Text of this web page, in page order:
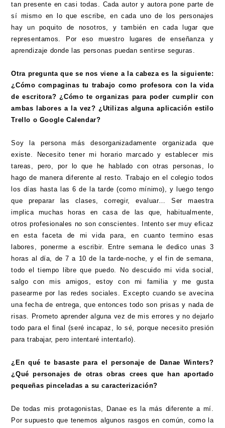
tan presente en casi todas. Cada autor y autora pone parte de
sí mismo en lo que escribe, en cada uno de los personajes
hay un poquito de nosotros, y también en cada lugar que
representamos. Por eso muestro lugares de enseñanza y
aprendizaje donde las personas puedan sentirse seguras.
Otra pregunta que se nos viene a la cabeza es la siguiente:
¿Cómo compaginas tu trabajo como profesora con la vida
de escritora? ¿Cómo te organizas para poder cumplir con
ambas labores a la vez? ¿Utilizas alguna aplicación estilo
Trello o Google Calendar?
Soy la persona más desorganizadamente organizada que
existe. Necesito tener mi horario marcado y establecer mis
tareas, pero, por lo que he hablado con otras personas, lo
hago de manera diferente al resto. Trabajo en el colegio todos
los días hasta las 6 de la tarde (como mínimo), y luego tengo
que preparar las clases, corregir, evaluar… Ser maestra
implica muchas horas en casa de las que, habitualmente,
otros profesionales no son conscientes. Intento ser muy eficaz
en esta faceta de mi vida para, en cuanto termino esas
labores, ponerme a escribir. Entre semana le dedico unas 3
horas al día, de 7 a 10 de la tarde-noche, y el fin de semana,
todo el tiempo libre que puedo. No descuido mi vida social,
salgo con mis amigos, estoy con mi familia y me gusta
pasearme por las redes sociales. Excepto cuando se avecina
una fecha de entrega, que entonces todo son prisas y nada de
risas. Prometo aprender alguna vez de mis errores y no dejarlo
todo para el final (seré incapaz, lo sé, porque necesito presión
para trabajar, pero intentaré intentarlo).
¿En qué te basaste para el personaje de Danae Winters?
¿Qué personajes de otras obras crees que han aportado
pequeñas pinceladas a su caracterización?
De todas mis protagonistas, Danae es la más diferente a mí.
Por supuesto que tenemos algunos rasgos en común, como la